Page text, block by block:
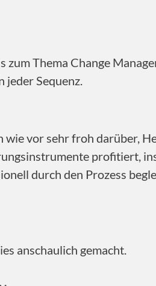
Thema Change
Sequenz.
vor sehr froh darüber,
profitiert,
durch den Prozess
anschaulich gemacht.